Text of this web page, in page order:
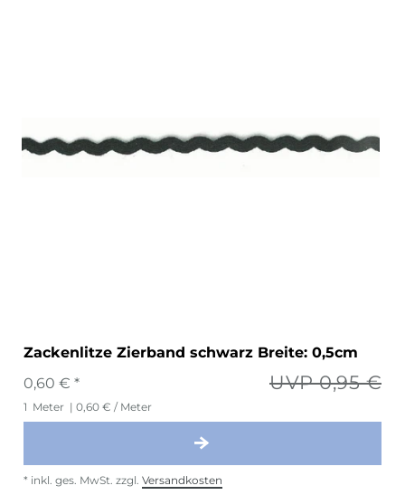
Zackenlitze Zierband schwarz Breite: 0,5cm
UVP 0,95 €
0,60 € *
1 Meter | 0,60 € / Meter
* inkl. ges. MwSt. zzgl. Versandkosten